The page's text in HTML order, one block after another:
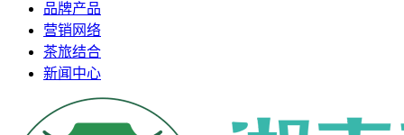
品牌产品
营销网络
茶旅结合
新闻中心